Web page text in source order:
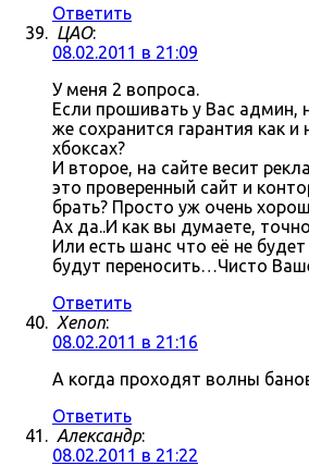
Ответить
ЦАО:
08.02.2011 в 21:09
У меня 2 вопроса.
Если прошивать у Вас админ,
же сохранится гарантия как
хбоксах?
И второе, на сайте весит
это проверенный сайт и
брать? Просто уж очень
Ах да..И как вы думаете,
Или есть шанс что её не
будут переносить…Чисто
Ответить
Xenon:
08.02.2011 в 21:16
А когда проходят волны
Ответить
Александр:
08.02.2011 в 21:22